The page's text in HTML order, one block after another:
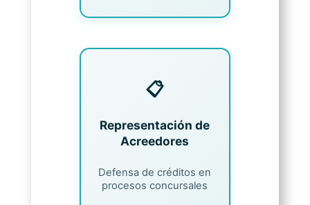
📋
Representación de
Acreedores
Defensa de créditos en
procesos concursales